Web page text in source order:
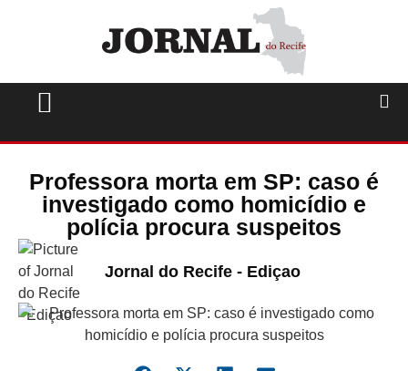
Professora morta em SP: caso é
investigado como homicídio e
polícia procura suspeitos
Jornal do Recife - Ediçao